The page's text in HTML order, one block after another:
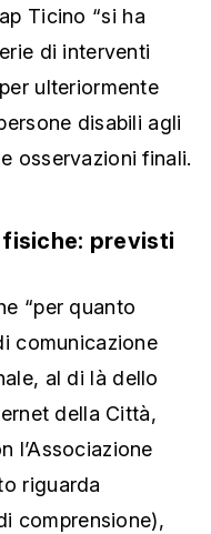
Ticino “si ha
di interventi
ulteriormente
disabili agli
osservazioni finali.
previsti
“per quanto
comunicazione
al di là dello
della Città,
l’Associazione
riguarda
comprensione),